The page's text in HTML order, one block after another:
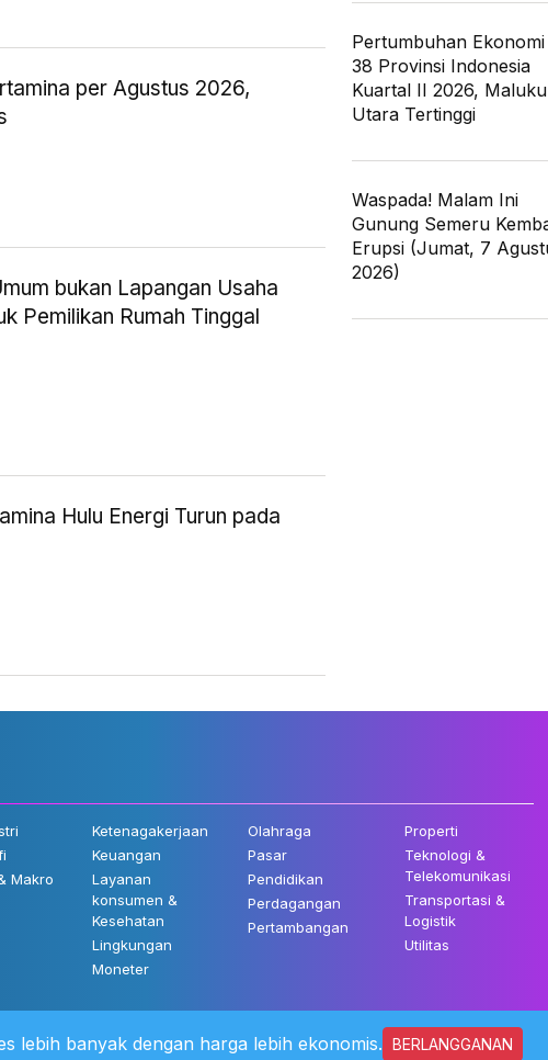
per Agustus 2026,
bukan Lapangan Usaha
Pemilikan Rumah Tinggal
Hulu Energi Turun pada
Pertumbuhan Ekonomi
38 Provinsi Indonesia
Kuartal II 2026, Maluku
Utara Tertinggi
Waspada! Malam Ini
Gunung Semeru
Erupsi (Jumat, 7
2026)
Makro
Ketenagakerjaan
Keuangan
Layanan
konsumen &
Kesehatan
Lingkungan
Moneter
Olahraga
Pasar
Pendidikan
Perdagangan
Pertambangan
Properti
Teknologi &
Telekomunikasi
Transportasi &
Logistik
Utilitas
©2022 Katadata. Hak cipta dilindungi Undang-undang.
lebih banyak dengan harga lebih ekonomis. BERLANGGANAN